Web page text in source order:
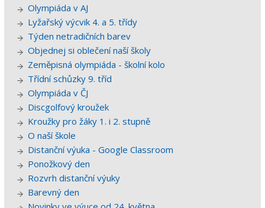
Olympiáda v AJ
Lyžařský výcvik 4. a 5. třídy
Týden netradičních barev
Objednej si oblečení naší školy
Zeměpisná olympiáda - školní kolo
Třídní schůzky 9. tříd
Olympiáda v ČJ
Discgolfový kroužek
Kroužky pro žáky 1. i 2. stupně
O naší škole
Distanční výuka - Google Classroom
Ponožkový den
Rozvrh distanční výuky
Barevný den